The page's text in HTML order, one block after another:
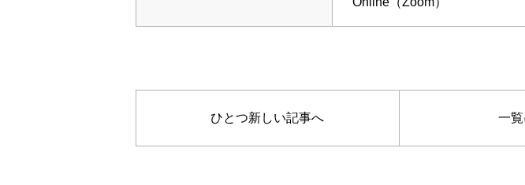
ひとつ新しい記事へ 一